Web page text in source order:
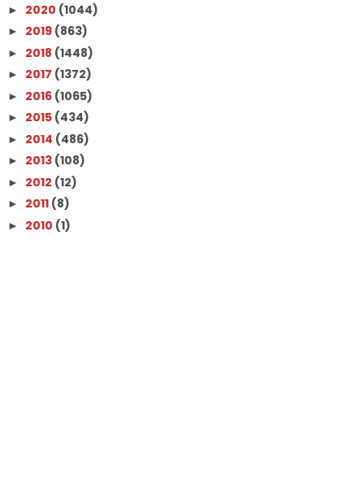
► 2020 (1044)
► 2019 (863)
► 2018 (1448)
► 2017 (1372)
► 2016 (1065)
► 2015 (434)
► 2014 (486)
► 2013 (108)
► 2012 (12)
► 2011 (8)
► 2010 (1)